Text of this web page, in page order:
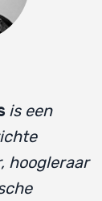
is een
hoogleraar